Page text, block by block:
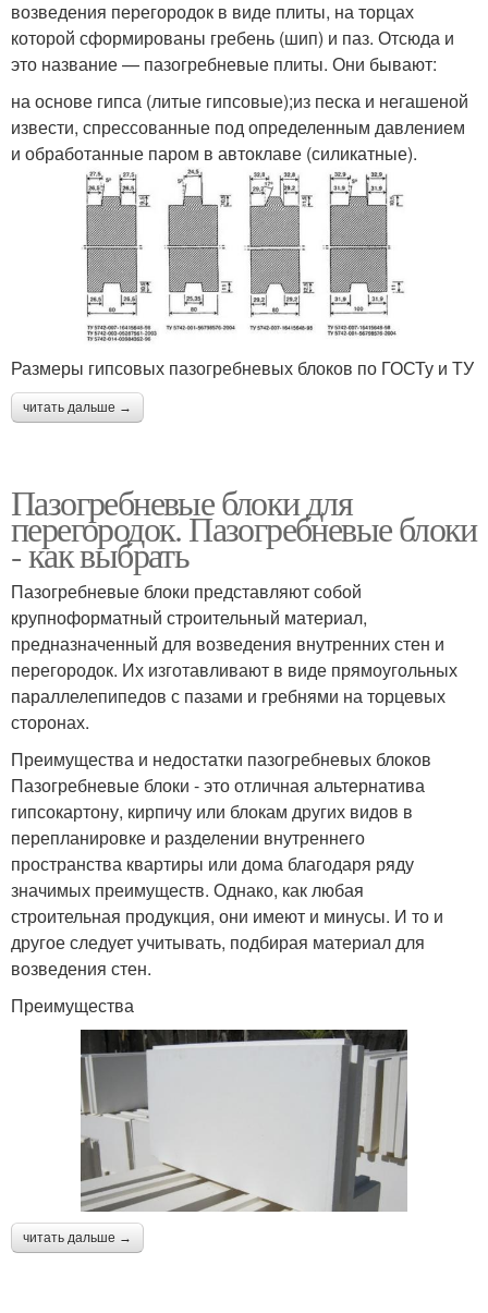
возведения перегородок в виде плиты, на торцах
которой сформированы гребень (шип) и паз. Отсюда и
это название — пазогребневые плиты. Они бывают:
на основе гипса (литые гипсовые);из песка и негашеной
извести, спрессованные под определенным давлением
и обработанные паром в автоклаве (силикатные).
Размеры гипсовых пазогребневых блоков по ГОСТу и ТУ
читать дальше →
Пазогребневые блоки для
перегородок. Пазогребневые блоки
- как выбрать
Пазогребневые блоки представляют собой
крупноформатный строительный материал,
предназначенный для возведения внутренних стен и
перегородок. Их изготавливают в виде прямоугольных
параллелепипедов с пазами и гребнями на торцевых
сторонах.
Преимущества и недостатки пазогребневых блоков
Пазогребневые блоки - это отличная альтернатива
гипсокартону, кирпичу или блокам других видов в
перепланировке и разделении внутреннего
пространства квартиры или дома благодаря ряду
значимых преимуществ. Однако, как любая
строительная продукция, они имеют и минусы. И то и
другое следует учитывать, подбирая материал для
возведения стен.
Преимущества
читать дальше →